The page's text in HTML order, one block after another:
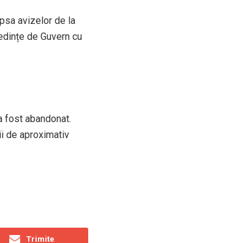
avizelor de la
de Guvern cu
fost abandonat.
de aproximativ
Trimite